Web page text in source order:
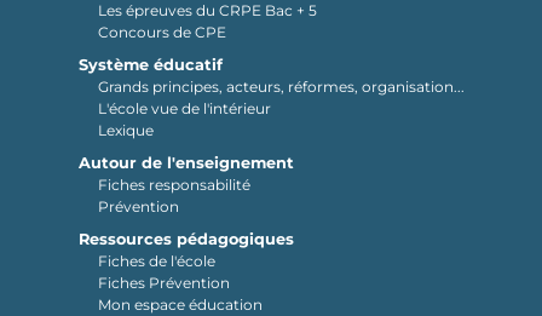
Les épreuves du CRPE Bac + 5
Concours de CPE
Système éducatif
Grands principes, acteurs, réformes, organisation...
L'école vue de l'intérieur
Lexique
Autour de l'enseignement
Fiches responsabilité
Prévention
Ressources pédagogiques
Fiches de l'école
Fiches Prévention
Mon espace éducation